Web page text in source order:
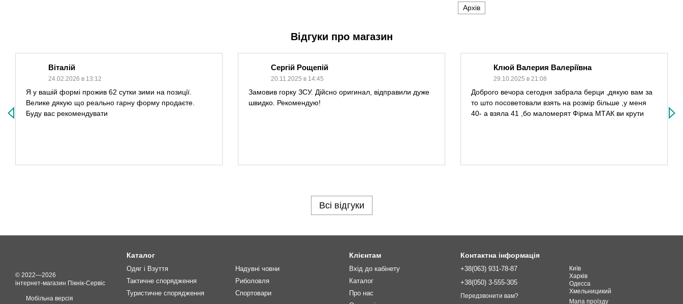
Архів
Відгуки про магазин
Віталій
24.02.2026 в 13:12
Я у вашій формі прожив 62 сутки зими на позиції.
Велике дякую що реально гарну форму продаєте.
Буду вас рекомендувати
Сергій Рощепій
20.11.2025 в 14:45
Замовив горку ЗСУ. Дійсно оригинал, відправили дуже
швидко. Рекомендую!
Клюй Валерия Валеріївна
29.10.2025 в 21:08
Доброго вечора сегодня забрала берци ,дякую вам за
то што посоветовали взять на розмір більше ,у меня
40- а взяла 41 ,бо маломерят Фірма МТАК ви крути
Всі відгуки
© 2022—2026
інтернет-магазин Пікнік-Сервіс
Мобільна версія
Каталог
Одяг і Взуття
Тактичне спорядження
Туристичне спорядження
Надувні човни
Риболовля
Спортовари
Клієнтам
Вхід до кабінету
Каталог
Про нас
Контактна інформація
+38(063) 931-78-87
+38(050) 3-555-305
Передзвонити вам?
Київ
Харків
Одесcа
Хмельницикий
Мапа проїзду